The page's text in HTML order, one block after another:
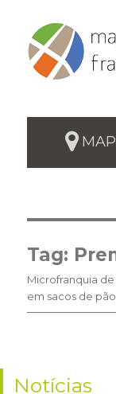
Tag:
Microfranquia
em sacos de
Notícias